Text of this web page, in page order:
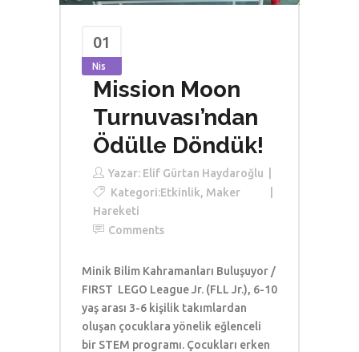
01
Nis
Mission Moon
Turnuvası’ndan
Ödülle Döndük!
Yazar: Elif Gürtan Haydaroğlu
Kategori:Etkinlik, Maker
Hareketi
Comments
Minik Bilim Kahramanları Buluşuyor /
FIRST LEGO League Jr. (FLL Jr.), 6-10
yaş arası 3-6 kişilik takımlardan
oluşan çocuklara yönelik eğlenceli
bir STEM programı. Çocukları erken